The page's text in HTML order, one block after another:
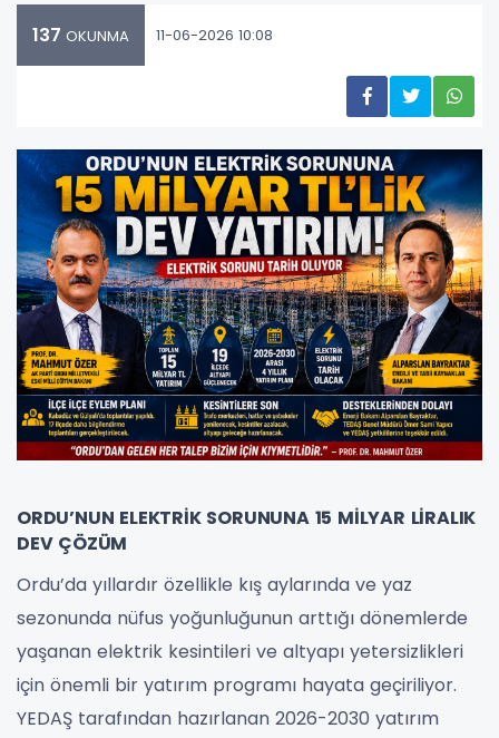
137 OKUNMA 11-06-2026 10:08
ORDU’NUN ELEKTRİK SORUNUNA 15 MİLYAR LİRALIK
DEV ÇÖZÜM
Ordu’da yıllardır özellikle kış aylarında ve yaz
sezonunda nüfus yoğunluğunun arttığı dönemlerde
yaşanan elektrik kesintileri ve altyapı yetersizlikleri
için önemli bir yatırım programı hayata geçiriliyor.
YEDAŞ tarafından hazırlanan 2026-2030 yatırım